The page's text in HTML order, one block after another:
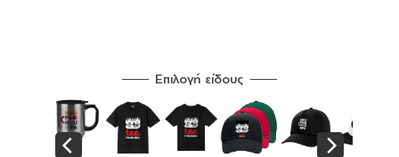
Επιλογή είδους